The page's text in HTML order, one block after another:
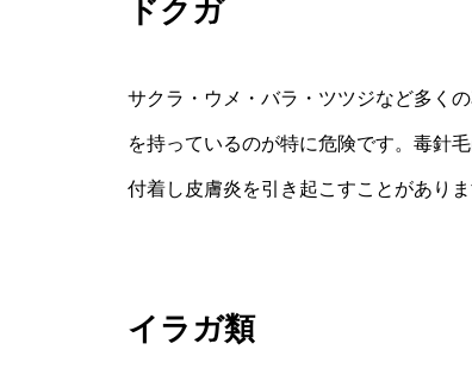
ドクガ
サクラ・ウメ・バラ・ツツジなど多く
を持っているのが特に危険です。毒針
付着し皮膚炎を引き起こすことがあり
イラガ類